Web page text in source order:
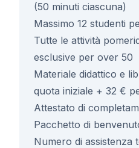
(50 minuti ciascuna)
Massimo 12 studenti
Tutte le attività
esclusive per over 50
Materiale didattico e
quota iniziale + 32 €
Attestato di
Pacchetto di
Numero di assistenza